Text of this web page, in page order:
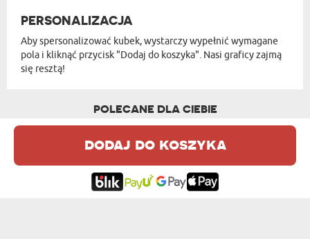
dodaj do koszyka
PERSONALIZACJA
Aby spersonalizować kubek, wystarczy wypełnić wymagane
pola i kliknąć przycisk "Dodaj do koszyka". Nasi graficy zajmą
się resztą!
POLECANE DLA CIEBIE